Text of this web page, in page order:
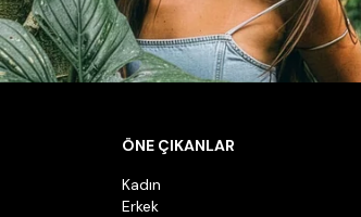
ÖNE ÇIKANLAR
Kadın
Erkek